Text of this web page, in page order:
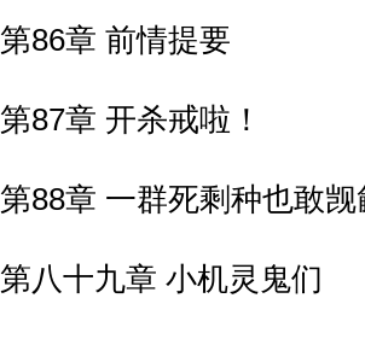
第86章 前情提要
第87章 开杀戒啦！
第88章 一群死剩种也敢
第八十九章 小机灵鬼们